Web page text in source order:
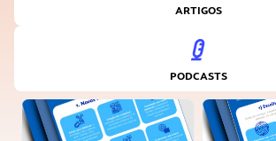
ARTIGOS
PODCASTS